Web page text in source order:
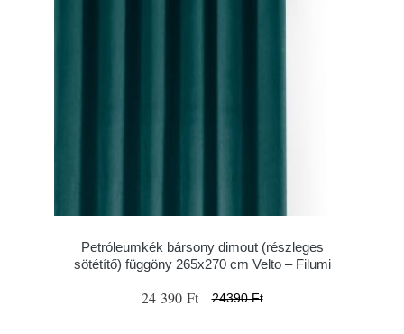
Petróleumkék bársony dimout (részleges
sötétítő) függöny 265x270 cm Velto – Filumi
24 390 Ft 24390 Ft